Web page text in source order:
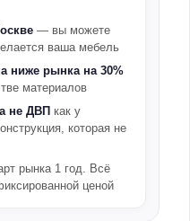
— вы можете
ваша мебель
ниже рынка на 30%
материалов
не ДВП как у
которая не
рынка 1 год. Всё
ценой